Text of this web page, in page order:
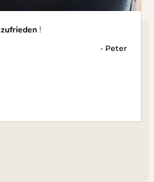
zufrieden!
- Peter